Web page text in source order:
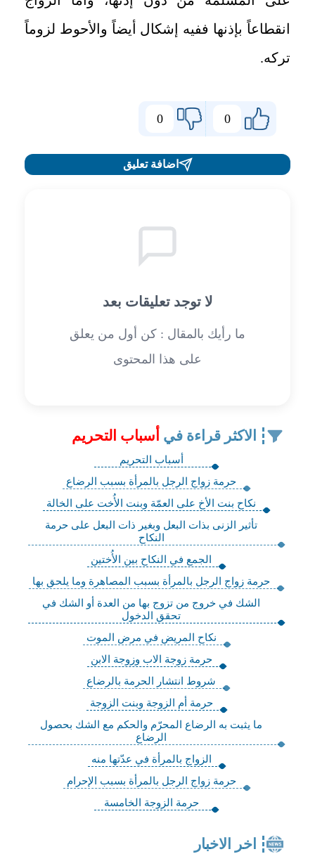
انقطاعاً بإذنها ففيه إشكال أيضاً والأحوط لزوماً
تركه.
0
0
اضافة تعليق
لا توجد تعليقات بعد
ما رأيك بالمقال : كن أول من يعلق
على هذا المحتوى
الاكثر قراءة في أسباب التحريم
أسباب التحريم
حرمة زواج الرجل بالمرأة بسبب الرضاع
نكاح بنت الأخ على العمّة وبنت الأُخت على الخالة
تأثير الزنى بذات البعل وبغير ذات البعل على حرمة
النكاح
الجمع في النكاح بين الأُختين
حرمة زواج الرجل بالمرأة بسبب المصاهرة وما يلحق بها
الشك في خروج من تزوج بها من العدة أو الشك في
تحقق الدخول
نكاح المريض في مرض الموت
حرمة زوجة الاب وزوجة الابن
شروط انتشار الحرمة بالرضاع
حرمة أم الزوجة وبنت الزوجة
ما يثبت به الرضاع المحرّم والحكم مع الشك بحصول
الرضاع
الزواج بالمرأة في عدّتها منه
حرمة زواج الرجل بالمرأة بسبب الإحرام
حرمة الزوجة الخامسة
اخر الاخبار